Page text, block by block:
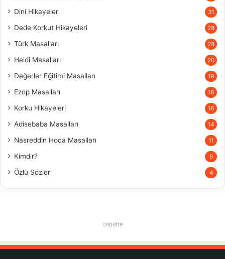
Dini Hikayeler 31
Dede Korkut Hikayeleri 28
Türk Masalları 28
Heidi Masalları 20
Değerler Eğitimi Masalları 19
Ezop Masalları 18
Korku Hikayeleri 16
Adisebaba Masalları 14
Nasreddin Hoca Masalları 11
Kimdir? 5
Özlü Sözler 4
sepette